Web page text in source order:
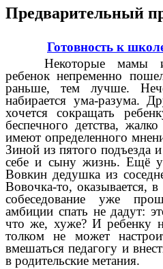
Предварительный
Готовность к
Некоторые мамы
ребенок непременно
раньше, тем лучше.
набирается ума-разума.
хочется сокращать
беспечного детства,
имеют определенного
Зиной из пятого подъезда
себе и сыну жизнь. Ещё
Вовкин дедушка из
Вовочка-то, оказывается,
собеседование уже
амбиции спать не дадут:
что же, хуже? И ребенку
толком не может
вмешаться педагогу и
в родительские метания.